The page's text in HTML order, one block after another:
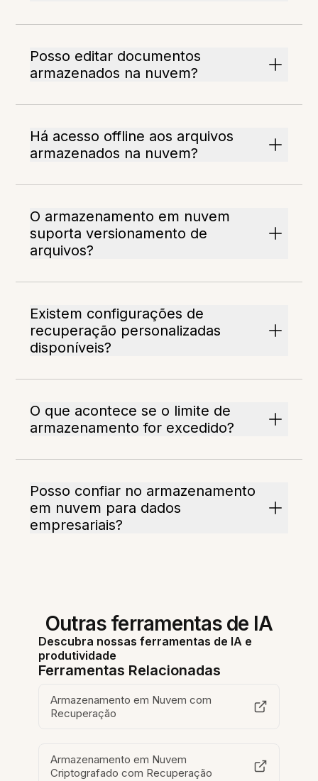
Posso editar documentos
armazenados na nuvem?
Há acesso offline aos arquivos
armazenados na nuvem?
O armazenamento em nuvem
suporta versionamento de
arquivos?
Existem configurações de
recuperação personalizadas
disponíveis?
O que acontece se o limite de
armazenamento for excedido?
Posso confiar no armazenamento
em nuvem para dados
empresariais?
Outras ferramentas de IA
Descubra nossas ferramentas de IA e
produtividade
Ferramentas Relacionadas
Armazenamento em Nuvem com
Recuperação
Armazenamento em Nuvem
Criptografado com Recuperação